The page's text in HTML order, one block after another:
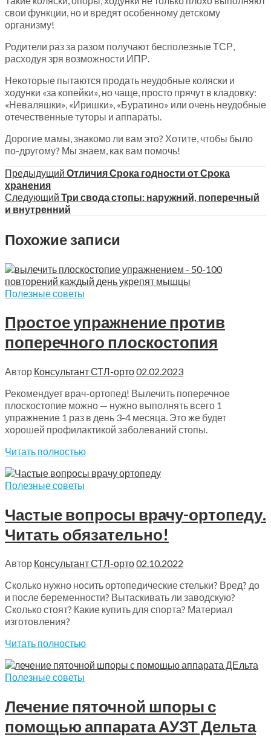
свои функции, но и вредят особенному детскому
организму!
Родители раз за разом получают бесполезные ТСР,
расходуя зря возможности ИПР.
Некоторые пытаются продать неудобные коляски и
ходунки «за копейки», но чаще, просто прячут в кладовку:
«Неваляшки», «Иришки», «Буратино» или очень неудобные
отечественные туторы и аппараты.
Дорогие мамы, знакомо ли вам это? Хотите, чтобы было
по-другому? Мы знаем, как вам помочь!
Предыдущий Отличия Срока годности от Срока
хранения
Следующий Три свода стопы: наружний, поперечный
и внутренний
Похожие записи
Полезные советы
Простое упражнение против
поперечного плоскостопия
Автор Консультант СТЛ-орто02.02.2023
Рекомендует врач-ортопед! Вылечить поперечное
плоскостопие можно — нужно выполнять всего 1
упражнение 1 раз в день 3-4 месяца. Это же будет
хорошей профилактикой заболеваний стопы.
Читать полностью
Полезные советы
Частые вопросы врачу-ортопеду.
Читать обязательно!
Автор Консультант СТЛ-орто02.10.2022
Сколько нужно носить ортопедические стельки? Вред? до
и после беременности? Вытаскивать ли заводскую?
Сколько стоят? Какие купить для спорта? Материал
изготовления?
Читать полностью
Полезные советы
Лечение пяточной шпоры с
помощью аппарата АУЗТ Дельта